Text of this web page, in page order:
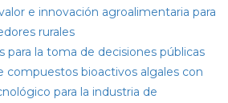
e innovación agroalimentaria para
rurales
para la toma de decisiones públicas
compuestos bioactivos algales con
para la industria de